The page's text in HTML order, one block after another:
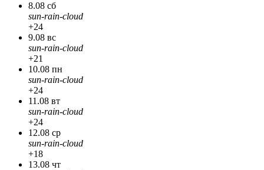
8.08 сб
sun-rain-cloud
+24
9.08 вс
sun-rain-cloud
+21
10.08 пн
sun-rain-cloud
+24
11.08 вт
sun-rain-cloud
+24
12.08 ср
sun-rain-cloud
+18
13.08 чт